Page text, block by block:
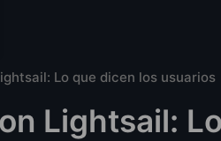
Lo que dicen los usuarios
Lightsail: